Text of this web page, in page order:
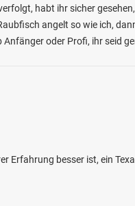
habt ihr sicher
angelt so wie ich,
oder Profi, ihr seid
Erfahrung besser ist, ein